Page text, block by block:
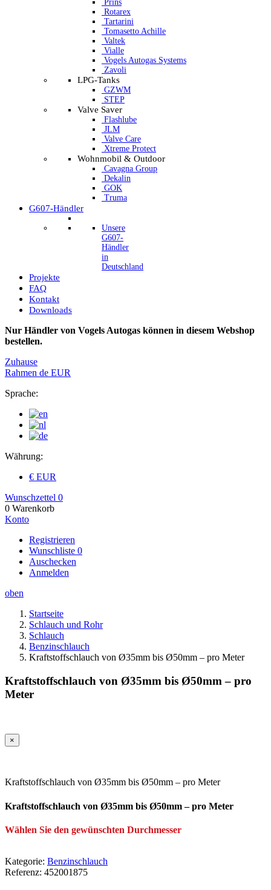
Prins
Rotarex
Tartarini
Tomasetto Achille
Valtek
Vialle
Vogels Autogas Systems
Zavoli
LPG-Tanks
GZWM
STEP
Valve Saver
Flashlube
JLM
Valve Care
Xtreme Protect
Wohnmobil & Outdoor
Cavagna Group
Dekalin
GOK
Truma
G607-Händler
Unsere
G607-
Händler
in
Deutschland
Projekte
FAQ
Kontakt
Downloads
Nur Händler von Vogels Autogas können in diesem Webshop
bestellen.
Zuhause
Rahmen de EUR
Sprache:
Währung:
€ EUR
Wunschzettel 0
0 Warenkorb
Konto
Registrieren
Wunschliste 0
Auschecken
Anmelden
oben
Startseite
Schlauch und Rohr
Schlauch
Benzinschlauch
Kraftstoffschlauch von Ø35mm bis Ø50mm – pro Meter
Kraftstoffschlauch von Ø35mm bis Ø50mm – pro
Meter
×
Kraftstoffschlauch von Ø35mm bis Ø50mm – pro Meter
Kraftstoffschlauch von Ø35mm bis Ø50mm – pro Meter
Wählen Sie den gewünschten Durchmesser
Kategorie: Benzinschlauch
Referenz: 452001875